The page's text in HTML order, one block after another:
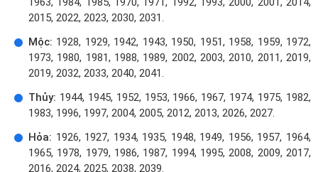
2015, 2022, 2023, 2030, 2031.
Mộc: 1928, 1929, 1942, 1943, 1950, 1951, 1958, 1959, 1972,
1973, 1980, 1981, 1988, 1989, 2002, 2003, 2010, 2011, 2019,
2019, 2032, 2033, 2040, 2041.
Thủy: 1944, 1945, 1952, 1953, 1966, 1967, 1974, 1975, 1982,
1983, 1996, 1997, 2004, 2005, 2012, 2013, 2026, 2027.
Hỏa: 1926, 1927, 1934, 1935, 1948, 1949, 1956, 1957, 1964,
1965, 1978, 1979, 1986, 1987, 1994, 1995, 2008, 2009, 2017,
2016, 2024, 2025, 2038, 2039.